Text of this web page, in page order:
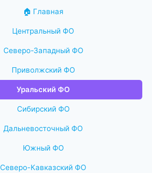
🏠 Главная
Центральный ФО
Северо-Западный ФО
Приволжский ФО
Уральский ФО
Сибирский ФО
Дальневосточный ФО
Южный ФО
Северо-Кавказский ФО